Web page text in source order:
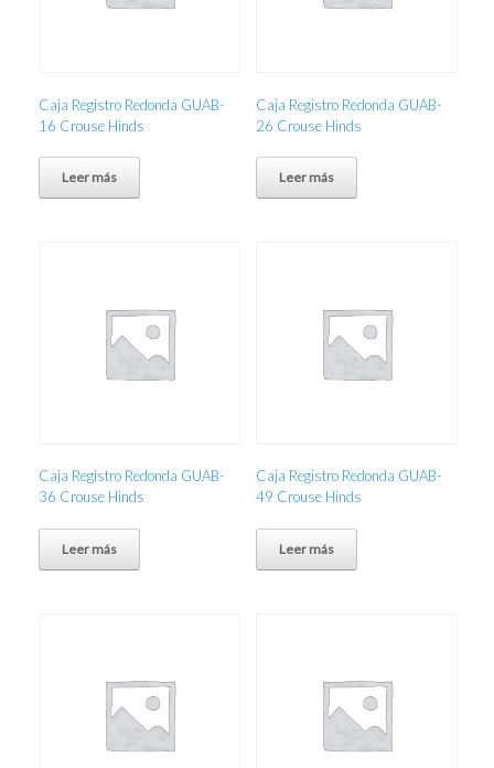
Caja Registro Redonda GUAB-
16 Crouse Hinds
Leer más
Caja Registro Redonda GUAB-
26 Crouse Hinds
Leer más
Caja Registro Redonda GUAB-
36 Crouse Hinds
Leer más
Caja Registro Redonda GUAB-
49 Crouse Hinds
Leer más